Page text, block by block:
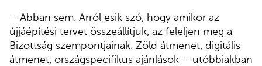
– Abban sem. Arról esik szó, hogy amikor az
újjáépítési tervet összeállítjuk, az feleljen meg a
Bizottság szempontjainak. Zöld átmenet, digitális
átmenet, országspecifikus ajánlások – utóbbiakban